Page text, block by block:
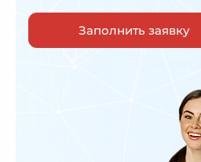
Заполнить заявку